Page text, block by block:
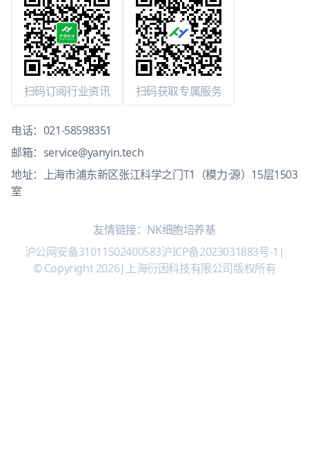
扫码订阅行业资讯 扫码获取专属服务
电话： 021-58598351
邮箱： service@yanyin.tech
地址：上海市浦东新区张江科学之门T1（模力·源）15层1503
室
友情链接： NK细胞培养基
沪公网安备31011502400583沪ICP备2023031883号-1 |
© Copyright 2026| 上海衍因科技有限公司版权所有